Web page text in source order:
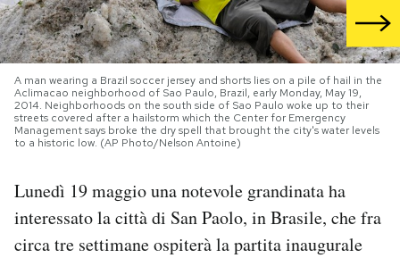
NEWSLETTER
I MIEI PREFERITI
CALENDARIO
A man wearing a Brazil soccer jersey and shorts lies on a pile of hail in the
Aclimacao neighborhood of Sao Paulo, Brazil, early Monday, May 19,
2014. Neighborhoods on the south side of Sao Paulo woke up to their
streets covered after a hailstorm which the Center for Emergency
Management says broke the dry spell that brought the city's water levels
to a historic low. (AP Photo/Nelson Antoine)
Lunedì 19 maggio una notevole grandinata ha
interessato la città di San Paolo, in Brasile, che fra
circa tre settimane ospiterà la partita inaugurale